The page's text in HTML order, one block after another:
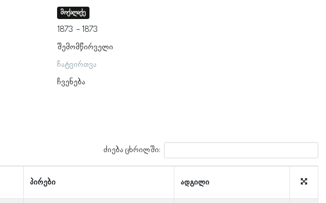
მოქალაქე
1873
1873
შემომწირველი
ჩატვირთვა
ჩვენება
ძიება ცხრილში:
პირები ადგილი